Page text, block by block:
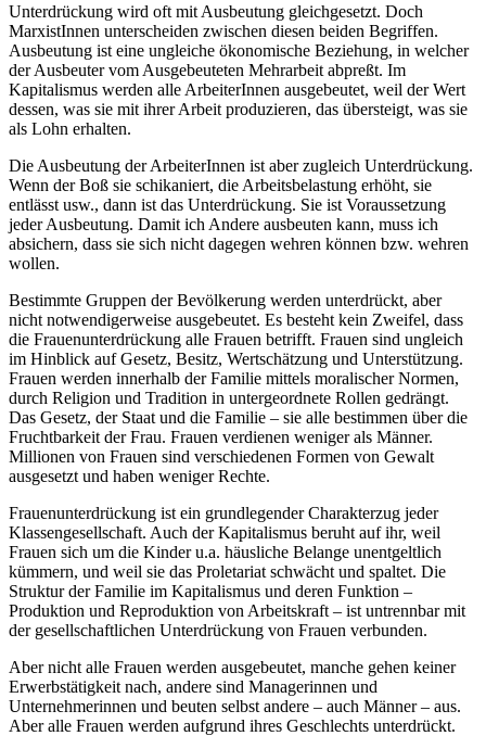
Unterdrückung wird oft mit Ausbeutung gleichgesetzt. Doch
MarxistInnen unterscheiden zwischen diesen beiden Begriffen.
Ausbeutung ist eine ungleiche ökonomische Beziehung, in welcher
der Ausbeuter vom Ausgebeuteten Mehrarbeit abpreßt. Im
Kapitalismus werden alle ArbeiterInnen ausgebeutet, weil der Wert
dessen, was sie mit ihrer Arbeit produzieren, das übersteigt, was sie
als Lohn erhalten.
Die Ausbeutung der ArbeiterInnen ist aber zugleich Unterdrückung.
Wenn der Boß sie schikaniert, die Arbeitsbelastung erhöht, sie
entlässt usw., dann ist das Unterdrückung. Sie ist Voraussetzung
jeder Ausbeutung. Damit ich Andere ausbeuten kann, muss ich
absichern, dass sie sich nicht dagegen wehren können bzw. wehren
wollen.
Bestimmte Gruppen der Bevölkerung werden unterdrückt, aber
nicht notwendigerweise ausgebeutet. Es besteht kein Zweifel, dass
die Frauenunterdrückung alle Frauen betrifft. Frauen sind ungleich
im Hinblick auf Gesetz, Besitz, Wertschätzung und Unterstützung.
Frauen werden innerhalb der Familie mittels moralischer Normen,
durch Religion und Tradition in untergeordnete Rollen gedrängt.
Das Gesetz, der Staat und die Familie – sie alle bestimmen über die
Fruchtbarkeit der Frau. Frauen verdienen weniger als Männer.
Millionen von Frauen sind verschiedenen Formen von Gewalt
ausgesetzt und haben weniger Rechte.
Frauenunterdrückung ist ein grundlegender Charakterzug jeder
Klassengesellschaft. Auch der Kapitalismus beruht auf ihr, weil
Frauen sich um die Kinder u.a. häusliche Belange unentgeltlich
kümmern, und weil sie das Proletariat schwächt und spaltet. Die
Struktur der Familie im Kapitalismus und deren Funktion –
Produktion und Reproduktion von Arbeitskraft – ist untrennbar mit
der gesellschaftlichen Unterdrückung von Frauen verbunden.
Aber nicht alle Frauen werden ausgebeutet, manche gehen keiner
Erwerbstätigkeit nach, andere sind Managerinnen und
Unternehmerinnen und beuten selbst andere – auch Männer – aus.
Aber alle Frauen werden aufgrund ihres Geschlechts unterdrückt.